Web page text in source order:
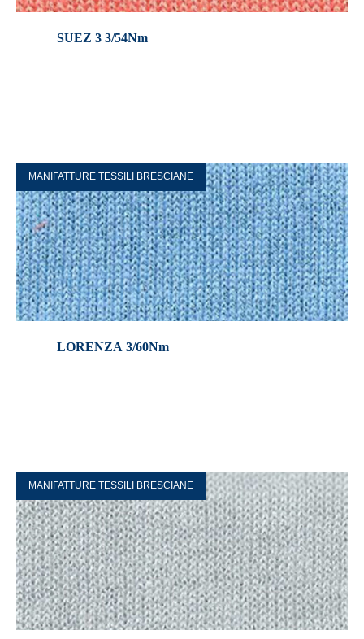
SUEZ 3 3/54Nm
MANIFATTURE TESSILI BRESCIANE
LORENZA 3/60Nm
MANIFATTURE TESSILI BRESCIANE